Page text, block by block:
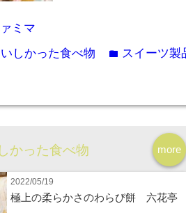
ミマ
しかった食べ物 folder スイーツ製
more
かった食べ物
2022/05/19
極上の柔らかさのわらび餅 六花亭